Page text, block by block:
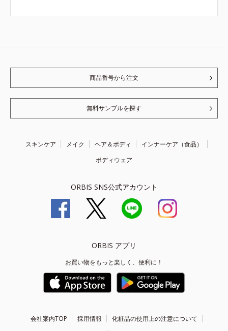
商品番号から注文
無料サンプルを探す
スキンケア メイク ヘア＆ボディ
インナーケア（食品）
ボディウェア
ORBIS SNS公式アカウント
ORBIS アプリ
お買い物をもっと楽しく、便利に！
会社案内TOP 採用情報
化粧品の使用上の注意について